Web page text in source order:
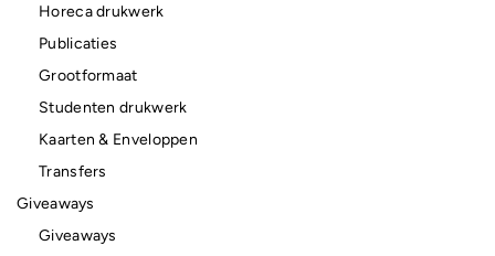
Horeca drukwerk
Publicaties
Grootformaat
Studenten drukwerk
Kaarten & Enveloppen
Transfers
Giveaways
Giveaways